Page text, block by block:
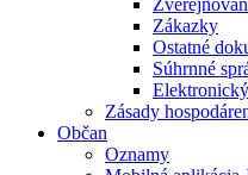
Zákazky
Ostatné
Súhrnné
Zásady
Občan
Oznamy